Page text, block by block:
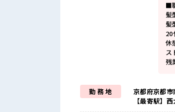
■
髪
髪
休
ス
残
勤 務 地
京都府京都市
【最寄駅】